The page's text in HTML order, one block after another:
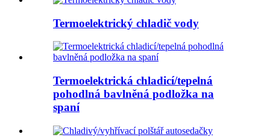
Termoelektrický chladič vody
Termoelektrická chladicí/tepelná
pohodlná bavlněná podložka na
spaní